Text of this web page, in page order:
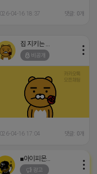
04-16 18:37 댓글: 0개
비공개
04-16 17:04 댓글: 0개
■아이피몬스터■
광고